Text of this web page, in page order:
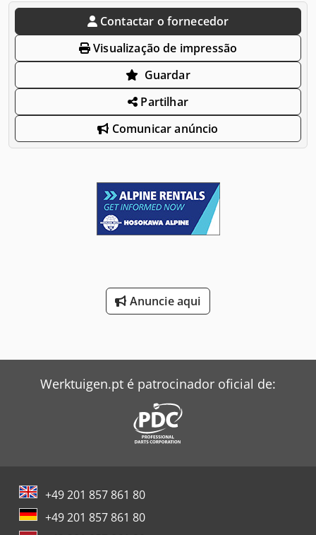
Contactar o fornecedor
Visualização de impressão
Guardar
Partilhar
Comunicar anúncio
Anuncie aqui
Werktuigen.pt é patrocinador oficial de:
+49 201 857 861 80
+49 201 857 861 80